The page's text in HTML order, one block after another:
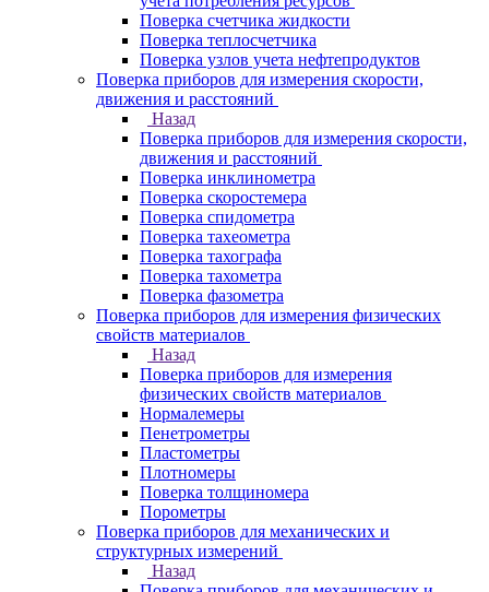
Поверка счетчика жидкости
Поверка теплосчетчика
Поверка узлов учета нефтепродуктов
Поверка приборов для измерения скорости,
движения и расстояний
Назад
Поверка приборов для измерения скорости,
движения и расстояний
Поверка инклинометра
Поверка скоростемера
Поверка спидометра
Поверка тахеометра
Поверка тахографа
Поверка тахометра
Поверка фазометра
Поверка приборов для измерения физических
свойств материалов
Назад
Поверка приборов для измерения
физических свойств материалов
Нормалемеры
Пенетрометры
Пластометры
Плотномеры
Поверка толщиномера
Порометры
Поверка приборов для механических и
структурных измерений
Назад